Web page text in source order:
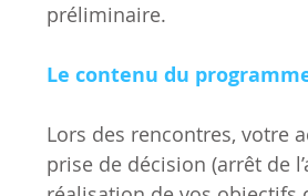
préliminaire.
Le contenu du
Lors des rencontres, votre
prise de décision (arrêt de